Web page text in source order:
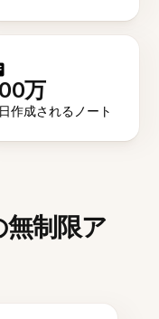
万
作成されるノート
制限ア